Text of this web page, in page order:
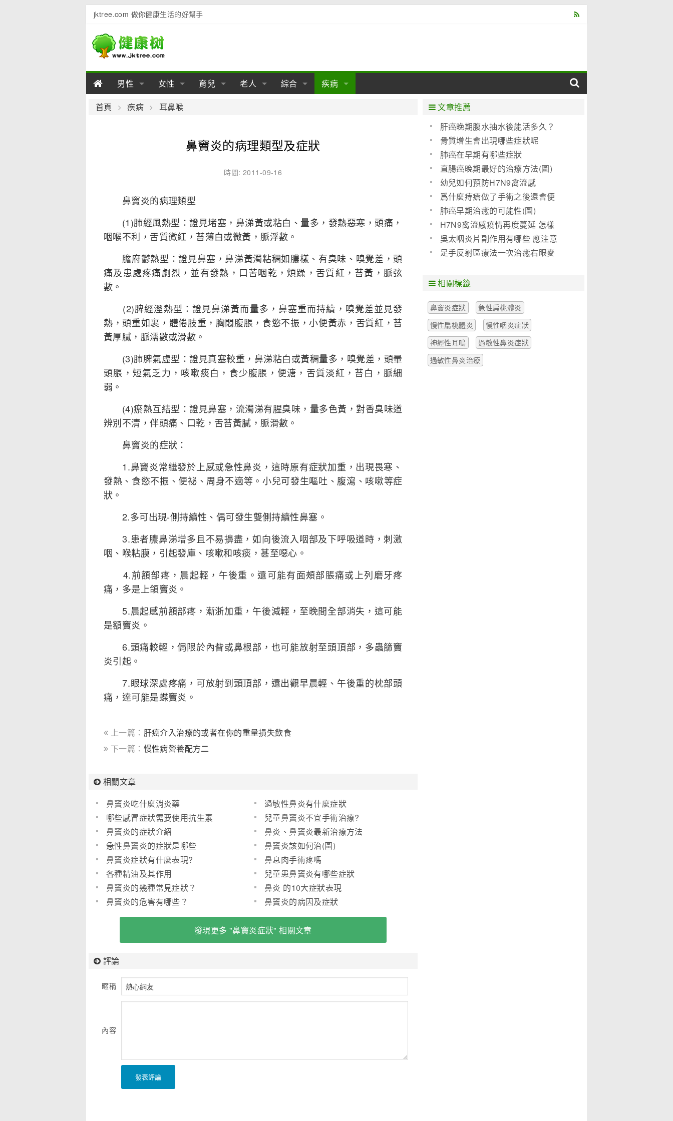
jktree.com 做你健康生活的好幫手
男性
男性陽痿
男性早泄
男性用品 男性疾病
女性
女性乳房
女性飲食
女性生理 女性疾病
育兒
幼兒期
學前期 母嬰用品
老人
老人用品
老人護理
綜合
亞健康
疾病
肝病
泌尿科
心血管
口腔科
首頁 疾病 耳鼻喉
鼻竇炎的病理類型及症狀
時間: 2011-09-16
鼻竇炎的病理類型
(1)肺經風熱型：證見堵塞，鼻涕黃或粘白、量多，發熱惡寒，頭痛，
咽喉不利，舌質微紅，苔薄白或微黃，脈浮數。
膽府鬱熱型：證見鼻塞，鼻涕黃濁粘稠如膿樣、有臭味、嗅覺差，頭
痛及患處疼痛劇烈，並有發熱，口苦咽乾，煩躁，舌質紅，苔黃，脈弦
數。
(2)脾經溼熱型：證見鼻涕黃而量多，鼻塞重而持續，嗅覺差並見發
熱，頭重如裹，體倦肢重，胸悶腹脹，食慾不振，小便黃赤，舌質紅，苔
黃厚膩，脈濡數或滑數。
(3)肺脾氣虛型：證見真塞較重，鼻涕粘白或黃稠量多，嗅覺差，頭暈
頭脹，短氣乏力，咳嗽痰白，食少腹脹，便溏，舌質淡紅，苔白，脈細
弱。
(4)瘀熱互結型：證見鼻塞，流濁涕有腥臭味，量多色黃，對香臭味道
辨別不清，伴頭痛、口乾，舌苔黃膩，脈滑數。
鼻竇炎的症狀：
1.鼻竇炎常繼發於上感或急性鼻炎，這時原有症狀加重，出現畏寒、
發熱、食慾不振、便祕、周身不適等。小兒可發生嘔吐、腹瀉、咳嗽等症
狀。
2.多可出現-側持續性、偶可發生雙側持續性鼻塞。
3.患者膿鼻涕增多且不易擤盡，如向後流入咽部及下呼吸道時，刺激
咽、喉粘膜，引起發庫、咳嗽和咳痰，甚至噁心。
4.前額部疼，晨起輕，午後重。還可能有面頰部脹痛或上列磨牙疼
痛，多是上頜竇炎。
5.晨起感前額部疼，漸浙加重，午後減輕，至晚間全部消失，這可能
是額竇炎。
6.頭痛較輕，侷限於內眥或鼻根部，也可能放射至頭頂部，多蟲篩竇
炎引起。
7.眼球深處疼痛，可放射到頭頂部，還出觀早晨輕、午後重的枕部頭
痛，達可能是蝶竇炎。
上一篇： 肝癌介入治療的或者在你的重量損失飲食
下一篇： 慢性病營養配方二
相關文章
鼻竇炎吃什麼消炎藥
過敏性鼻炎有什麼症狀
哪些感冒症狀需要使用抗生素
兒童鼻竇炎不宜手術治療?
鼻竇炎的症狀介紹
鼻炎、鼻竇炎最新治療方法
急性鼻竇炎的症狀是哪些
鼻竇炎該如何治(圖)
鼻竇炎症狀有什麼表現?
鼻息肉手術疼嗎
各種精油及其作用
兒童患鼻竇炎有哪些症狀
鼻竇炎的幾種常見症狀？
鼻炎 的10大症狀表現
鼻竇炎的危害有哪些？
鼻竇炎的病因及症狀
發現更多 "鼻竇炎症狀" 相關文章
評論
暱稱
內容
發表評論
文章推薦
肝癌晚期腹水抽水後能活多久？
骨質增生會出現哪些症狀呢
肺癌在早期有哪些症狀
直腸癌晚期最好的治療方法(圖)
幼兒如何預防H7N9禽流感
爲什麼痔瘡做了手術之後還會便
血呢？
肺癌早期治癒的可能性(圖)
H7N9禽流感疫情再度蔓延 怎樣
預防是關鍵!(圖)
吳太咽炎片副作用有哪些 應注意
些什麼
足手反射區療法一次治癒右眼麥
相關標籤
鼻竇炎症狀
急性扁桃體炎
慢性扁桃體炎
慢性咽炎症狀
神經性耳鳴
過敏性鼻炎症狀
過敏性鼻炎治療